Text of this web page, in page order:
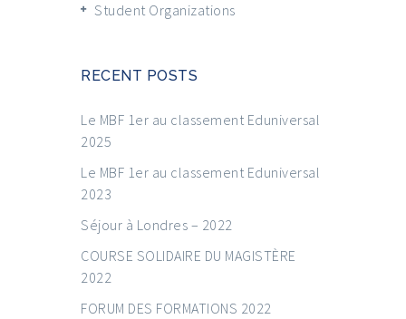
Student Organizations
RECENT POSTS
Le MBF 1er au classement Eduniversal
2025
Le MBF 1er au classement Eduniversal
2023
Séjour à Londres – 2022
COURSE SOLIDAIRE DU MAGISTÈRE
2022
FORUM DES FORMATIONS 2022